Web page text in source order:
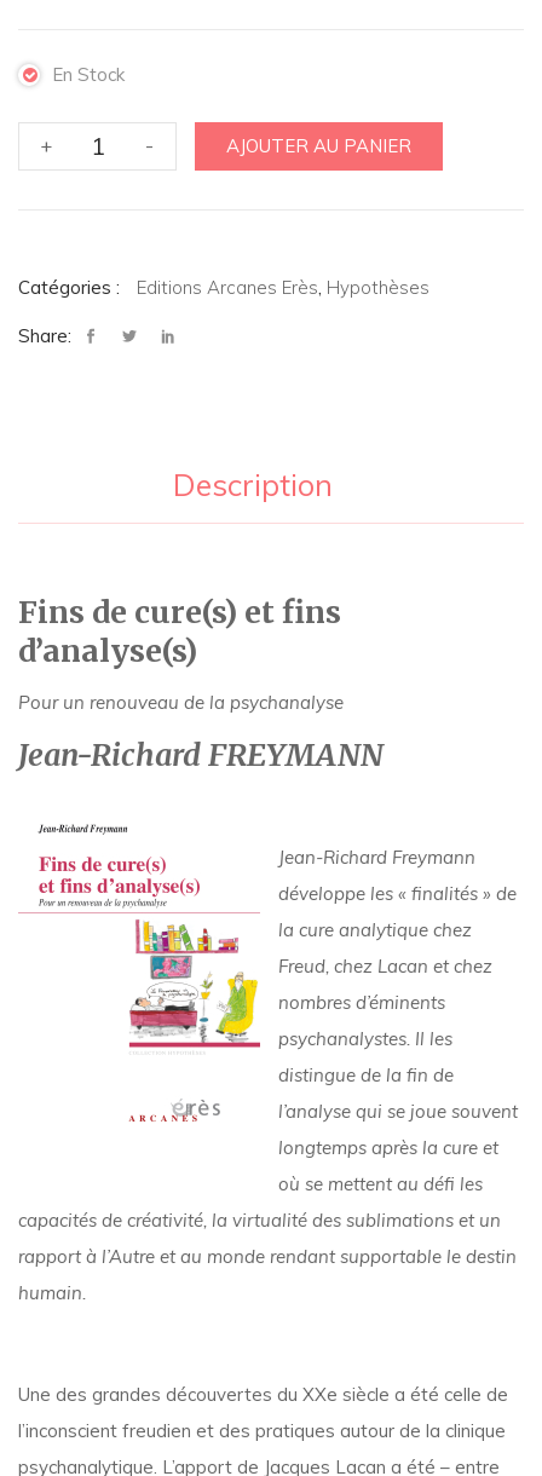
En Stock
+
quantité
de
et
d'analyse(s)
- AJOUTER AU PANIER
Catégories : Editions Arcanes Erès, Hypothèses
Share:
Description
Fins de cure(s) et fins
d’analyse(s)
Pour un renouveau de la psychanalyse
Jean-Richard FREYMANN
Jean-Richard Freymann
développe les « finalités » de
la cure analytique chez
Freud, chez Lacan et chez
nombres d’éminents
psychanalystes. Il les
distingue de la fin de
l’analyse qui se joue souvent
longtemps après la cure et
où se mettent au défi les
capacités de créativité, la virtualité des sublimations et un
rapport à l’Autre et au monde rendant supportable le destin
humain.
Une des grandes découvertes du XXe siècle a été celle de
l’inconscient freudien et des pratiques autour de la clinique
psychanalytique. L’apport de Jacques Lacan a été – entre